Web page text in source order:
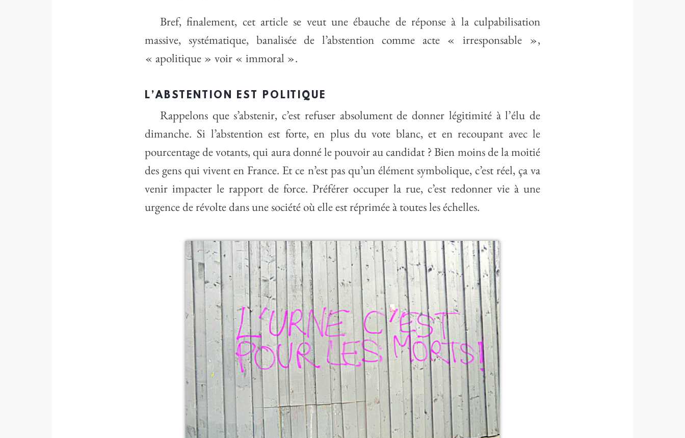
Bref, finalement, cet article se veut une ébauche de réponse à la culpabilisation
massive, systématique, banalisée de l’abstention comme acte « irresponsable »,
« apolitique » voir « immoral ».
L’ABSTENTION EST POLITIQUE
Rappelons que s’abstenir, c’est refuser absolument de donner légitimité à l’élu de
dimanche. Si l’abstention est forte, en plus du vote blanc, et en recoupant avec le
pourcentage de votants, qui aura donné le pouvoir au candidat ? Bien moins de la moitié
des gens qui vivent en France. Et ce n’est pas qu’un élément symbolique, c’est réel, ça va
venir impacter le rapport de force. Préférer occuper la rue, c’est redonner vie à une
urgence de révolte dans une société où elle est réprimée à toutes les échelles.